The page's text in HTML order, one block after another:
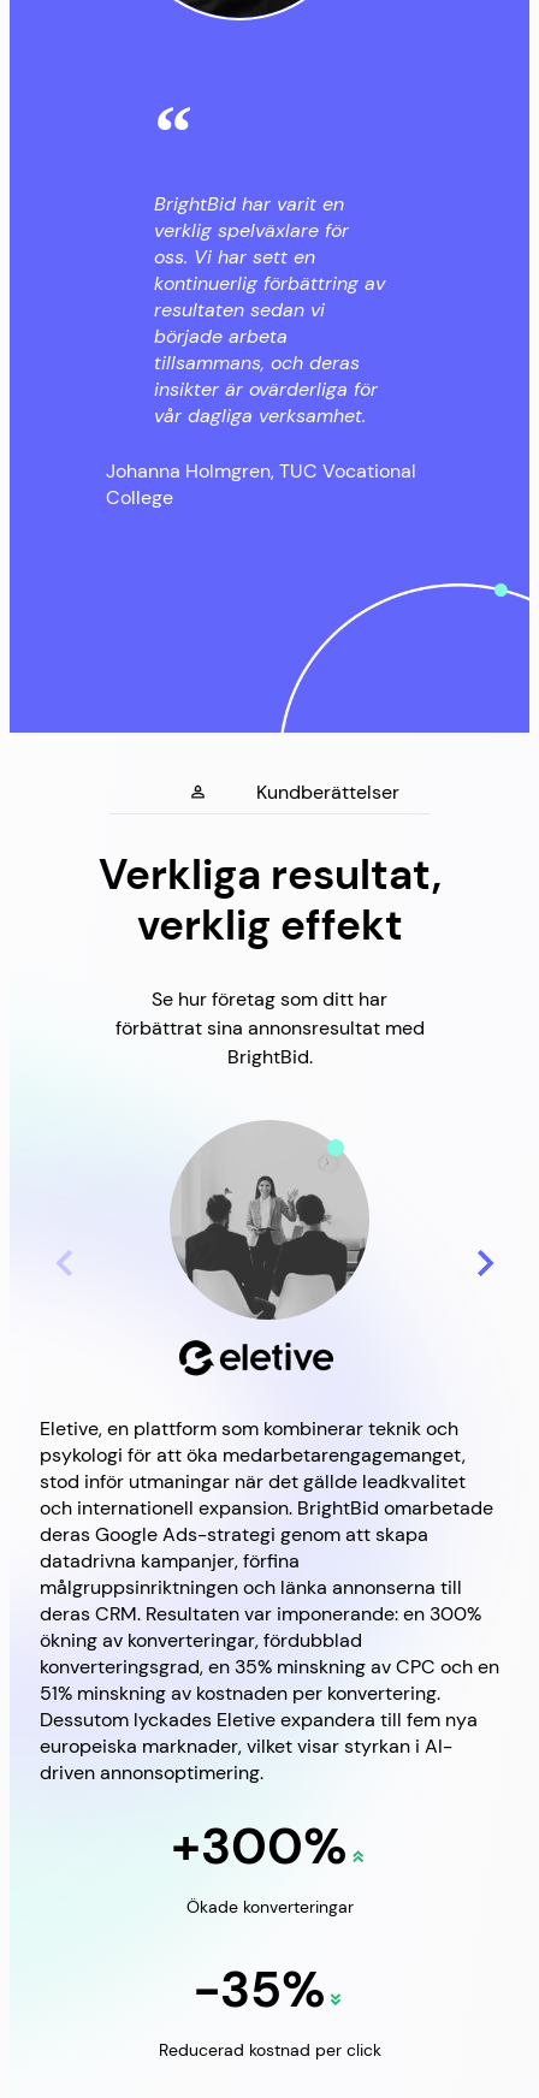
BrightBid har varit en
verklig spelväxlare för
oss. Vi har sett en
kontinuerlig förbättring av
resultaten sedan vi
började arbeta
tillsammans, och deras
insikter är ovärderliga för
vår dagliga verksamhet.
Johanna Holmgren, TUC Vocational
College
Kundberättelser
Verkliga resultat,
verklig effekt
Se hur företag som ditt har
förbättrat sina annonsresultat med
BrightBid.
Eletive, en plattform som kombinerar teknik och
psykologi för att öka medarbetarengagemanget,
stod inför utmaningar när det gällde leadkvalitet
och internationell expansion. BrightBid omarbetade
deras Google Ads-strategi genom att skapa
datadrivna kampanjer, förfina
målgruppsinriktningen och länka annonserna till
deras CRM. Resultaten var imponerande: en 300%
ökning av konverteringar, fördubblad
konverteringsgrad, en 35% minskning av CPC och en
51% minskning av kostnaden per konvertering.
Dessutom lyckades Eletive expandera till fem nya
europeiska marknader, vilket visar styrkan i AI-
driven annonsoptimering.
+300%
Ökade konverteringar
-35%
Reducerad kostnad per click